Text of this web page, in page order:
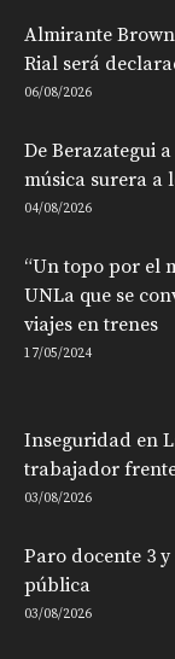
Almirante
Rial será
06/08/2026
De Berazategui
música surera a
04/08/2026
“Un topo por el
UNLa que se
viajes en trenes
17/05/2024
Inseguridad en
trabajador
03/08/2026
Paro docente 3
pública
03/08/2026